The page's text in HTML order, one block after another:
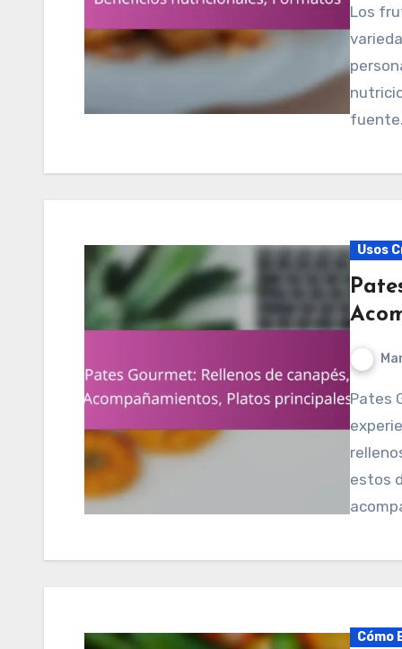
Los frutos secos gourmet ofrecen una amplia
Usos
Pates Gourmet se especializa en ofrecer una
estos
Cómo